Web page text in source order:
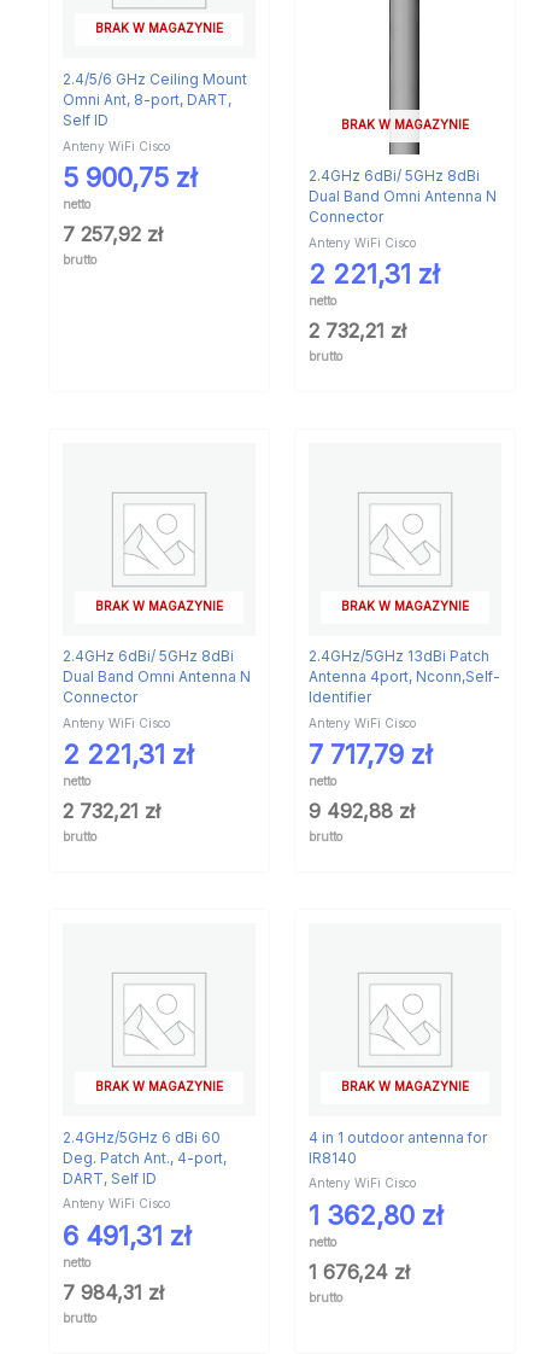
BRAK W MAGAZYNIE
2.4/5/6 GHz Ceiling Mount
Omni Ant, 8-port, DART,
Self ID
Anteny WiFi Cisco
5 900,75 zł
netto
7 257,92 zł
brutto
BRAK W MAGAZYNIE
2.4GHz 6dBi/ 5GHz 8dBi
Dual Band Omni Antenna N
Connector
Anteny WiFi Cisco
2 221,31 zł
netto
2 732,21 zł
brutto
BRAK W MAGAZYNIE
2.4GHz 6dBi/ 5GHz 8dBi
Dual Band Omni Antenna N
Connector
Anteny WiFi Cisco
2 221,31 zł
netto
2 732,21 zł
brutto
BRAK W MAGAZYNIE
2.4GHz/5GHz 13dBi Patch
Antenna 4port, Nconn,Self-
Identifier
Anteny WiFi Cisco
7 717,79 zł
netto
9 492,88 zł
brutto
BRAK W MAGAZYNIE
2.4GHz/5GHz 6 dBi 60
Deg. Patch Ant., 4-port,
DART, Self ID
Anteny WiFi Cisco
6 491,31 zł
netto
7 984,31 zł
brutto
BRAK W MAGAZYNIE
4 in 1 outdoor antenna for
IR8140
Anteny WiFi Cisco
1 362,80 zł
netto
1 676,24 zł
brutto